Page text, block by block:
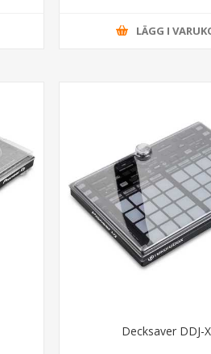
LÄGG I
Decksaver DDJ-